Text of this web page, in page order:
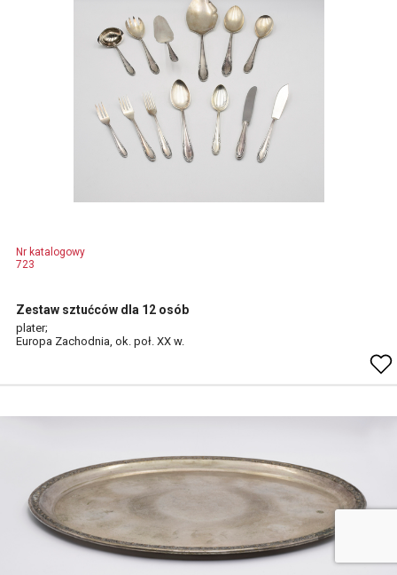
Nr katalogowy
723
Zestaw sztućców dla 12 osób
plater;
Europa Zachodnia, ok. poł. XX w.